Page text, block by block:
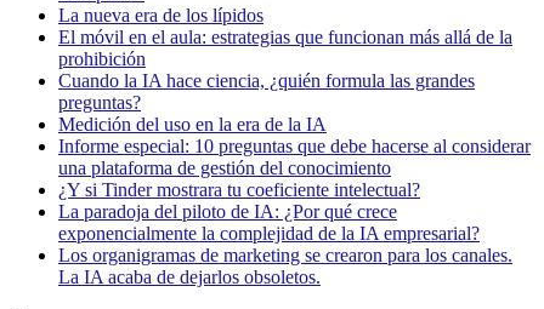
La nueva era de los lípidos
El móvil en el aula: estrategias que funcionan más allá de la
prohibición
Cuando la IA hace ciencia, ¿quién formula las grandes
preguntas?
Medición del uso en la era de la IA
Informe especial: 10 preguntas que debe hacerse al considerar
una plataforma de gestión del conocimiento
¿Y si Tinder mostrara tu coeficiente intelectual?
La paradoja del piloto de IA: ¿Por qué crece
exponencialmente la complejidad de la IA empresarial?
Los organigramas de marketing se crearon para los canales.
La IA acaba de dejarlos obsoletos.